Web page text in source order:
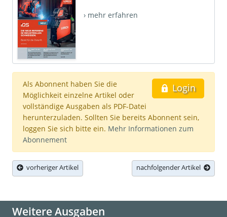
› mehr erfahren
Login
Als Abonnent haben Sie die
Möglichkeit einzelne Artikel oder
vollständige Ausgaben als PDF-Datei
herunterzuladen. Sollten Sie bereits Abonnent sein,
loggen Sie sich bitte ein. Mehr Informationen zum
Abonnement
vorheriger Artikel nachfolgender Artikel
Weitere Ausgaben